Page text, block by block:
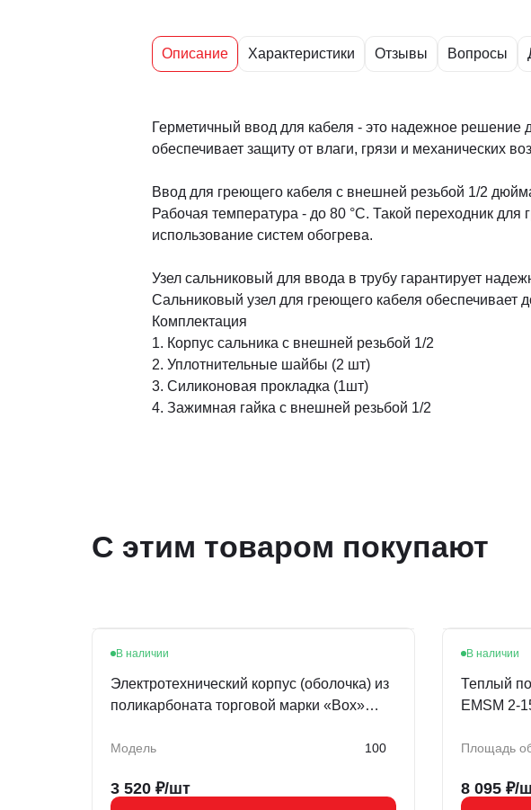
Описание Характеристики Отзывы Вопросы
Герметичный ввод для кабеля - это надежное решение
обеспечивает защиту от влаги, грязи и механических
Ввод для греющего кабеля с внешней резьбой 1/2
Рабочая температура - до 80 °C. Такой переходник
использование систем обогрева.
Узел сальниковый для ввода в трубу гарантирует
Сальниковый узел для греющего кабеля обеспечивает
Комплектация
1. Корпус сальника с внешней резьбой 1/2
2. Уплотнительные шайбы (2 шт)
3. Силиконовая прокладка (1шт)
4. Зажимная гайка с внешней резьбой 1/2
С этим товаром покупают
В наличии
Электротехнический корпус (оболочка) из
поликарбоната торговой марки «Box»
Модель 100
3 520 ₽/шт
В наличии
Теплый
EMSM 2-
Площадь
8 095 ₽/